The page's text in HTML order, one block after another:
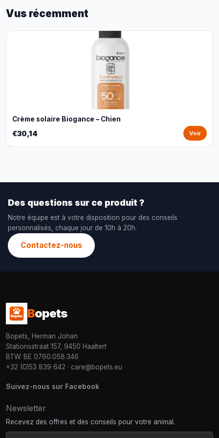
Vus récemment
Crème solaire Biogance – Chien
€30,14 Voir
Des questions sur ce produit ?
Notre équipe est à votre disposition pour des conseils
personnalisés, chaque jour de 10h à 20h.
Contactez-nous
Bopets
Bopets, Herman Johan
Stationsstraat 157, 9450 Haaltert
BTW: BE 0760.058.346
+32 (0)53 839 642 · care@bopets.eu
Suivez-nous sur Facebook
Newsletter
Recevez des offres et des conseils pour votre animal.